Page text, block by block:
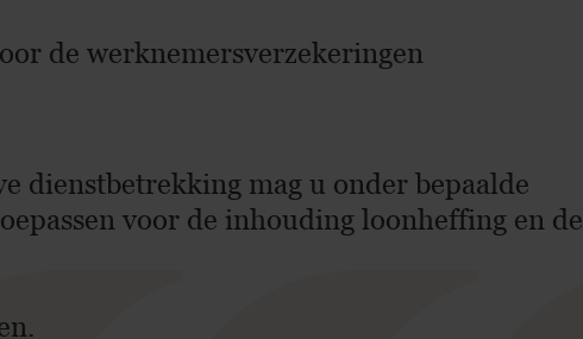
de werknemersverzekeringen
dienstbetrekking mag u onder bepaalde
voor de inhouding loonheffing en de